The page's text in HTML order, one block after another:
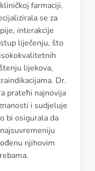
farmaciji.
se za
interakcije
liječenju, što
lijekova,
Dr.
pratећi najnovija
i sudjeluje
bi osigurala da
njihovim